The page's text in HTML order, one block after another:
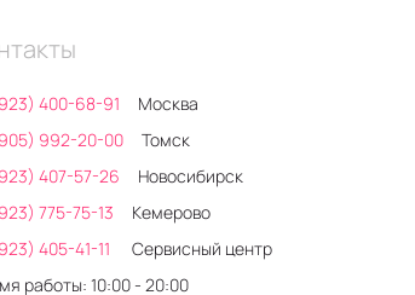
400-68-91
Москва
992-20-00
Томск
407-57-26
Новосибирск
775-75-13
Кемерово
405-41-11
Сервисный центр
работы: 10:00 - 20:00